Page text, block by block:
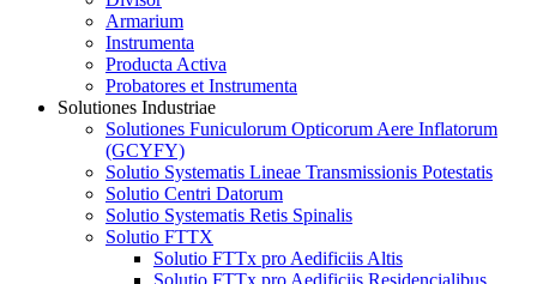
Armarium
Instrumenta
Producta Activa
Probatores et Instrumenta
Solutiones Industriae
Solutiones Funiculorum Opticorum Aere Inflatorum
(GCYFY)
Solutio Systematis Lineae Transmissionis Potestatis
Solutio Centri Datorum
Solutio Systematis Retis Spinalis
Solutio FTTX
Solutio FTTx pro Aedificiis Altis
Solutio FTTx pro Aedificiis Residencialibus